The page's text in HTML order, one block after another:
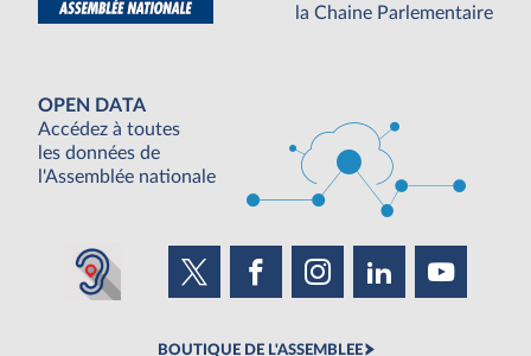
la Chaine Parlementaire
OPEN DATA
Accédez à toutes
les données de
l'Assemblée nationale
BOUTIQUE DE L'ASSEMBLEE